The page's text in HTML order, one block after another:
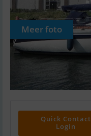
Meer foto
Quick Contact
Login